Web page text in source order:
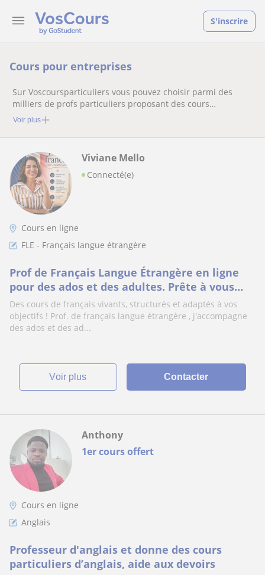
S'inscrire
Cours pour entreprises
Sur Voscoursparticuliers vous pouvez choisir parmi des
milliers de profs particuliers proposant des cours
particuliers
Voir plus
Viviane Mello
Connecté(e)
Cours en ligne
FLE - Français langue étrangère
Prof de Français Langue Étrangère en ligne
pour des ados et des adultes. Prête à vous
aider à apprendre !
Des cours de français vivants, structurés et adaptés à vos
objectifs ! Prof. de français langue étrangère , j'accompagne
des ados et des ad...
voir plus Contacter
1er cours offert
Anthony
Cours en ligne
Anglais
Professeur d'anglais et donne des cours
particuliers d’anglais, aide aux devoirs